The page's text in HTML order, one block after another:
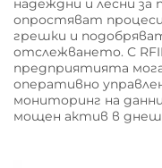
надеждни и лесни
опростяват
грешки и
отслежването. С
предприятията
оперативно
мониторинг на
мощен актив в